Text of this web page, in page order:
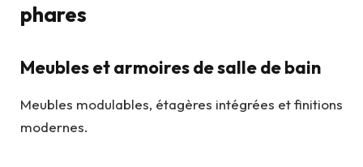
phares
Meubles et armoires de salle de bain
Meubles modulables, étagères intégrées et finitions
modernes.